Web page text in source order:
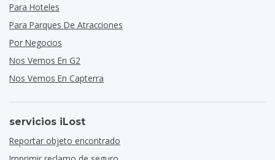
Para Hoteles
Para Parques De Atracciones
Por Negocios
Nos Vemos En G2
Nos Vemos En Capterra
servicios iLost
Reportar objeto encontrado